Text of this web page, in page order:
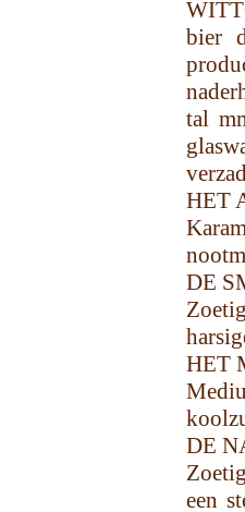
bier
tal
HET
DE
HET
DE
een